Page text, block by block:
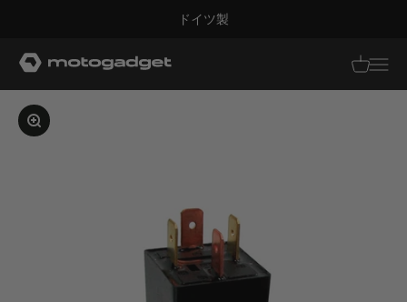
ドイツ製
翻訳
モトガジェット社 翻訳があ
画像を拡大する